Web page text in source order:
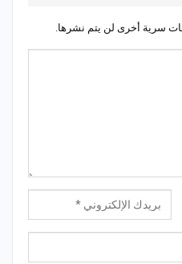
سرية أخرى لن يتم نشرها.